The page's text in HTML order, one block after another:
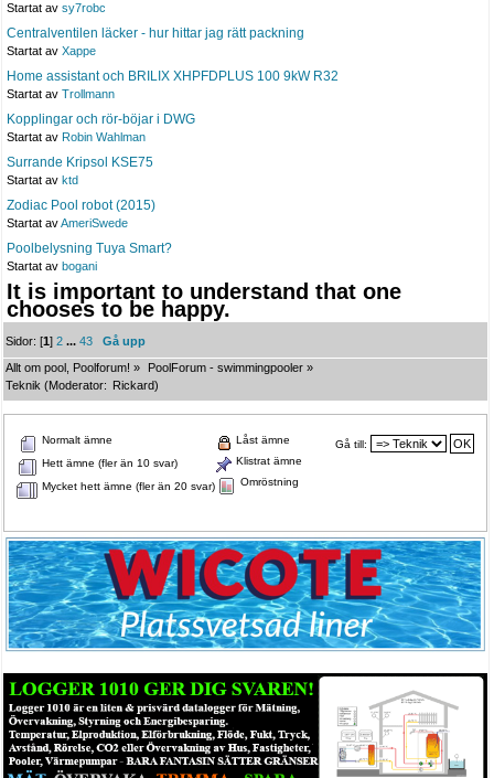
Startat av sy7robc
Centralventilen läcker - hur hittar jag rätt packning
Startat av Xappe
Home assistant och BRILIX XHPFDPLUS 100 9kW R32
Startat av Trollmann
Kopplingar och rör-böjar i DWG
Startat av Robin Wahlman
Surrande Kripsol KSE75
Startat av ktd
Zodiac Pool robot (2015)
Startat avAmeriSwede
Poolbelysning Tuya Smart?
Startat av bogani
It is important to understand that one
chooses to be happy.
Sidor: [1]2 ...43
Gå upp
Allt om pool, Poolforum! » PoolForum - swimmingpooler »
Teknik (Moderator: Rickard)
Gå till:
Normalt ämne
Hett ämne (fler än 10 svar)
Mycket hett ämne (fler än 20 svar)
Låst ämne
Klistrat ämne
Omröstning